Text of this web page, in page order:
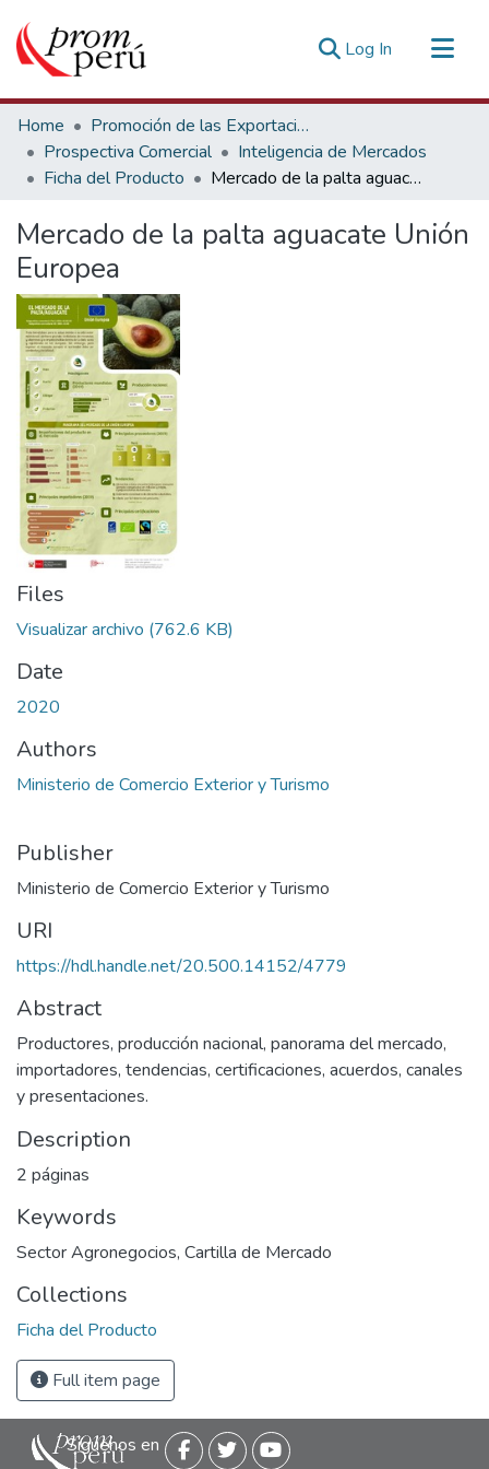
Log In (current)
Communities & Collections
All of DSpace
Statistics
Home
Promoción de las Exportaciones
Prospectiva Comercial
Inteligencia de Mercados
Ficha del Producto
Mercado de la palta aguacate Unión Europea
Mercado de la palta aguacate Unión
Europea
Files
Visualizar archivo (762.6 KB)
Date
2020
Authors
Ministerio de Comercio Exterior y Turismo
Publisher
Ministerio de Comercio Exterior y Turismo
URI
https://hdl.handle.net/20.500.14152/4779
Abstract
Productores, producción nacional, panorama del mercado,
importadores, tendencias, certificaciones, acuerdos, canales
y presentaciones.
Description
2 páginas
Keywords
Sector Agronegocios, Cartilla de Mercado
Collections
Ficha del Producto
Full item page
Siguenos en